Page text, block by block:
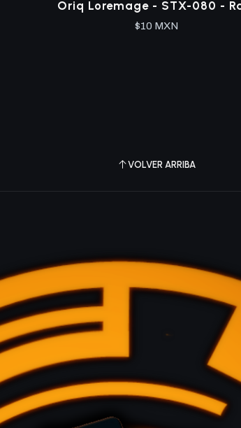
Oriq Loremage - STX-080 -
$10 MXN
VOLVER ARRIBA